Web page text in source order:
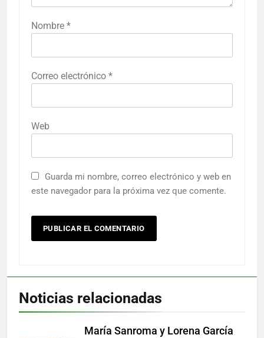
Nombre *
Correo electrónico *
Web
Guarda mi nombre, correo electrónico y web en
este navegador para la próxima vez que comente.
Noticias relacionadas
María Sanroma y Lorena García